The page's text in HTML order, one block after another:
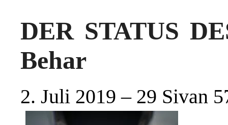
DER STATUS
Behar
2. Juli 2019 – 29 Sivan